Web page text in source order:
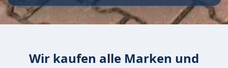
Wir kaufen alle Marken und